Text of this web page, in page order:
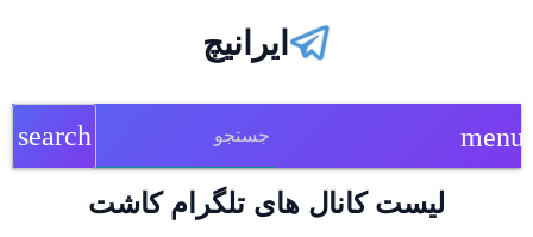
ایرانیچ
menu
search
لیست کانال های تلگرام کاشت